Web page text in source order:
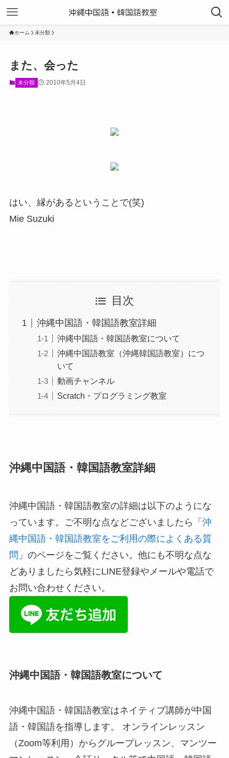
ホーム 未分類
また、会った
未分類 2010年5月4日
はい、縁があるということで(笑)
Mie Suzuki
目次
沖縄中国語・韓国語教室詳細
沖縄中国語・韓国語教室について
沖縄中国語教室（沖縄韓国語教室）につ
いて
動画チャンネル
Scratch・プログラミング教室
沖縄中国語・韓国語教室詳細
沖縄中国語・韓国語教室の詳細は以下のようにな
っています。ご不明な点などございましたら「 沖
縄中国語・韓国語教室をご利用の際によくある質
問 」のページをご覧ください。他にも不明な点な
どありましたら気軽にLINE登録やメールや電話で
お問い合わせください。
沖縄中国語・韓国語教室について
沖縄中国語・韓国語教室はネイティブ講師が中国
語・韓国語を指導します。 オンラインレッスン
（Zoom等利用）からグループレッスン、マンツー